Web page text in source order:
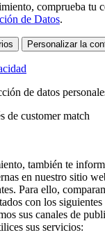
comprueba tu
de Datos.
Personalizar la
de datos
de customer match
también te
en nuestro sitio
Para ello,
con los
sus canales de
sus servicios: